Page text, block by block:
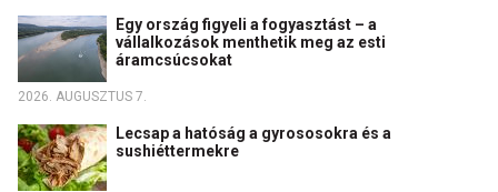
Egy ország figyeli a fogyasztást – a
vállalkozások menthetik meg az esti
áramcsúcsokat
2026. AUGUSZTUS 7.
Lecsap a hatóság a gyrososokra és a
sushiéttermekre